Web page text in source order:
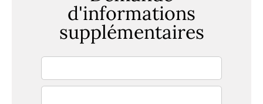
d'informations
supplémentaires